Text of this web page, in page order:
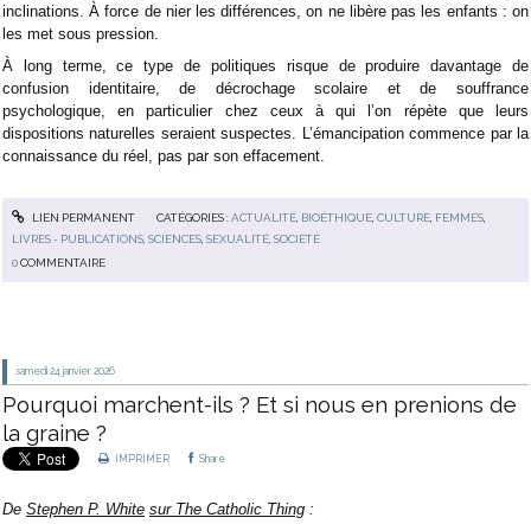
inclinations. À force de nier les différences, on ne libère pas les enfants : on
les met sous pression.
À long terme, ce type de politiques risque de produire davantage de
confusion identitaire, de décrochage scolaire et de souffrance
psychologique, en particulier chez ceux à qui l’on répète que leurs
dispositions naturelles seraient suspectes. L’émancipation commence par la
connaissance du réel, pas par son effacement.
LIEN PERMANENT CATÉGORIES :ACTUALITÉ, BIOÉTHIQUE, CULTURE, FEMMES,
LIVRES - PUBLICATIONS ,SCIENCES ,SEXUALITÉ ,SOCIÉTÉ
0COMMENTAIRE
samedi 24 janvier 2026
Pourquoi marchent-ils ? Et si nous en prenions de
la graine ?
IMPRIMER Share
De Stephen P. White sur The Catholic Thing :